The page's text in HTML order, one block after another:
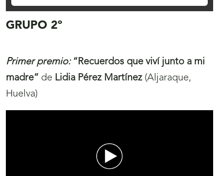
Wassim Sanaz Essouaidi
GRUPO 2º
Primer premio: “Recuerdos que viví junto a mi
madre” de Lidia Pérez Martínez (Aljaraque,
Huelva)